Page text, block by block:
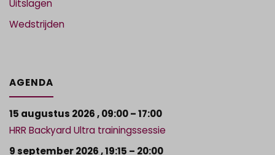
Uitslagen
Wedstrijden
AGENDA
15 augustus 2026,09:00– 17:00
HRR Backyard Ultra trainingssessie
9 september 2026,19:15 – 20:00